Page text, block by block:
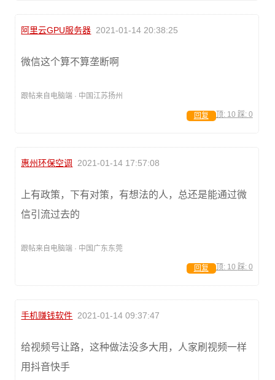
阿里云GPU服务器 2021-01-14 20:38:25
微信这个算不算垄断啊
跟帖来自电脑端 · 中国江苏扬州
顶: 10 踩: 0
回复
惠州环保空调 2021-01-14 17:57:08
上有政策，下有对策，有想法的人，总还是能通过微
信引流过去的
跟帖来自电脑端 · 中国广东东莞
顶: 10 踩: 0
回复
手机赚钱软件 2021-01-14 09:37:47
给视频号让路，这种做法没多大用，人家刷视频一样
用抖音快手